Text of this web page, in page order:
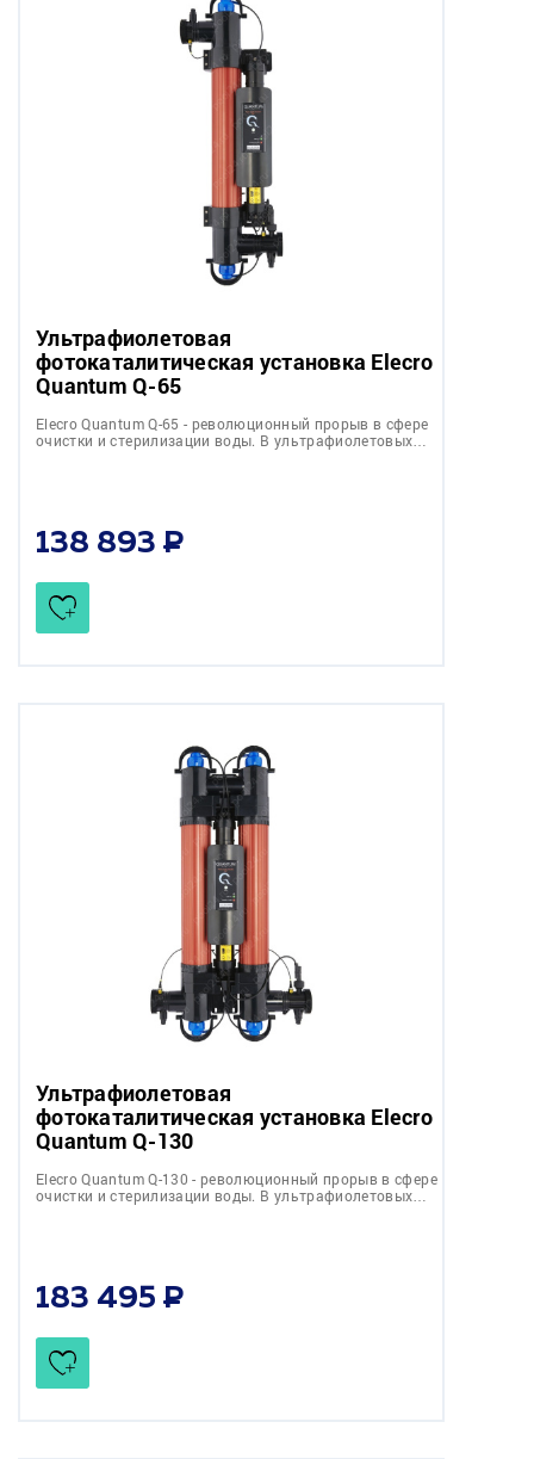
Ультрафиолетовая
фотокаталитическая установка Elecro
Quantum Q-65
Elecro Quantum Q-65 - революционный прорыв в сфере
очистки и стерилизации воды. В ультрафиолетовых…
138 893
Ультрафиолетовая
фотокаталитическая установка Elecro
Quantum Q-130
Elecro Quantum Q-130 - революционный прорыв в сфере
очистки и стерилизации воды. В ультрафиолетовых…
183 495